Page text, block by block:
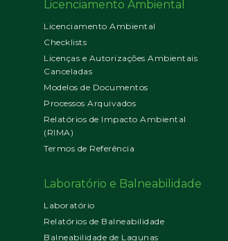
Licenciamento Ambiental
Licenciamento Ambiental
Checklists
Licenças e Autorizações Ambientais
Canceladas
Modelos de Documentos
Processos Arquivados
Relatórios de Impacto Ambiental
(RIMA)
Termos de Referência
Laboratório e Balneabilidade
Laboratório
Relatórios de Balneabilidade
Balneabilidade de Lagunas